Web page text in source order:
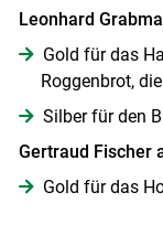
Leonhard
Gold für das
Roggenbrot,
Silber für den
Gertraud Fischer
Gold für das